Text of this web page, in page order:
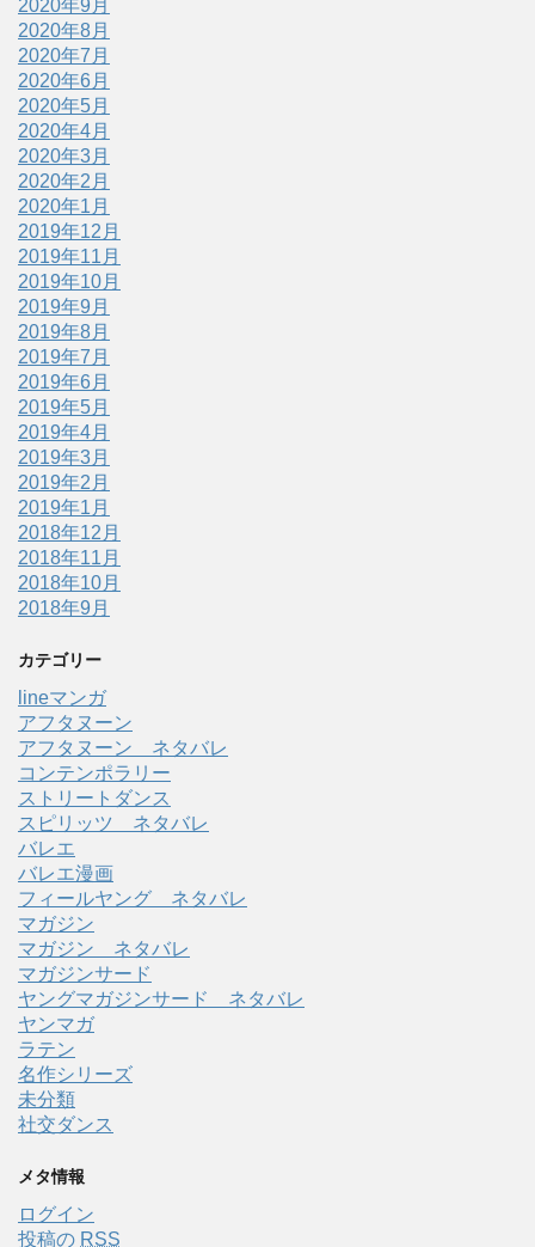
2020年9月
2020年8月
2020年7月
2020年6月
2020年5月
2020年4月
2020年3月
2020年2月
2020年1月
2019年12月
2019年11月
2019年10月
2019年9月
2019年8月
2019年7月
2019年6月
2019年5月
2019年4月
2019年3月
2019年2月
2019年1月
2018年12月
2018年11月
2018年10月
2018年9月
カテゴリー
lineマンガ
アフタヌーン
アフタヌーン ネタバレ
コンテンポラリー
ストリートダンス
スピリッツ ネタバレ
バレエ
バレエ漫画
フィールヤング ネタバレ
マガジン
マガジン ネタバレ
マガジンサード
ヤングマガジンサード ネタバレ
ヤンマガ
ラテン
名作シリーズ
未分類
社交ダンス
メタ情報
ログイン
投稿の RSS